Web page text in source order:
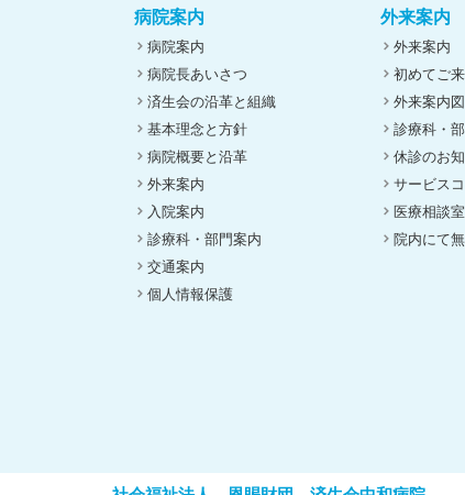
病院案内
病院案内
病院長あいさつ
済生会の沿革と組織
基本理念と方針
病院概要と沿革
外来案内
入院案内
診療科・部門案内
交通案内
個人情報保護
外来案内
外来案内
初めてご
外来案内図
診療科・
休診のお
サービス
医療相談室
院内にて